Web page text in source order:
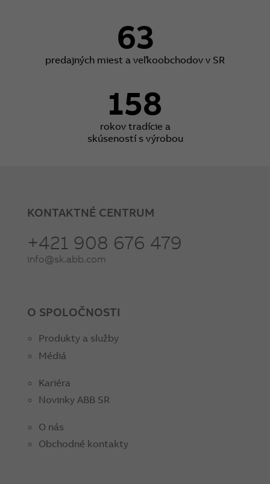
63
predajných miest a veľkoobchodov v SR
158
rokov tradície a
skúseností s výrobou
KONTAKTNÉ CENTRUM
+421 908 676 479
info@sk.abb.com
O SPOLOČNOSTI
Produkty a služby
Médiá
Kariéra
Novinky ABB SR
O nás
Obchodné kontakty